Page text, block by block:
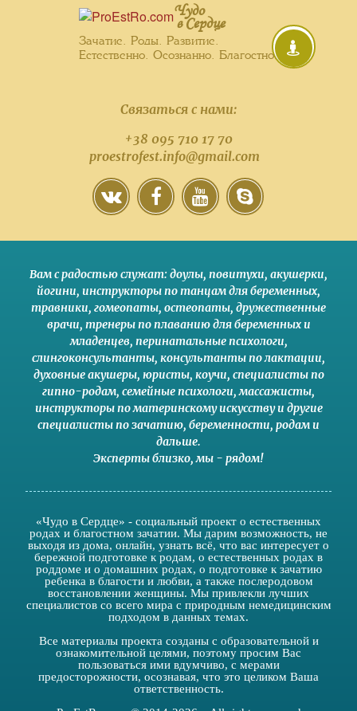
Чудо
в Сердце
Зачатие. Роды. Развитие.
Естественно. Осознанно. Благостно.
Связаться с нами:
+38 095 710 17 70
proestrofest.info@gmail.com
Вам с радостью служат:доулы, повитухи, акушерки,
йогини, инструкторы по танцам для беременных,
травники, гомеопаты, остеопаты, дружественные
врачи, тренеры по плаванию для беременных и
младенцев, перинатальные психологи,
слингоконсультанты, консультанты по лактации,
духовные акушеры, юристы, коучи, специалисты по
гипно-родам, семейные психологи,массажисты,
инструкторы по материнскому искусствуи другие
специалисты по зачатию, беременности, родами
дальше.
Эксперты близко,мы - рядом!
«Чудо в Сердце» - социальный проект о естественных
родах и благостном зачатии. Мы дарим возможность, не
выходя из дома, онлайн, узнать всё, что вас интересует о
бережной подготовке к родам, о естественных родах в
роддоме и о домашних родах, о подготовке к зачатию
ребенка в благости и любви, а также послеродовом
восстановлении женщины. Мы привлекли лучших
специалистов со всего мира с природным немедицинским
подходом в данных темах.
Все материалы проекта созданы с образовательной и
ознакомительной целями, поэтому просим Вас
пользоваться ими вдумчиво, с мерами
предосторожности, осознавая, что это целиком Ваша
ответственность.